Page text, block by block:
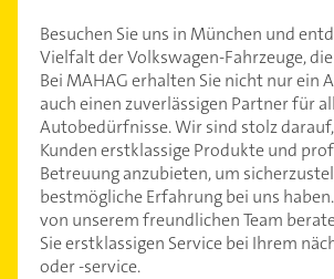
Besuchen Sie uns in München und
Vielfalt der Volkswagen-Fahrzeuge,
Bei MAHAG erhalten Sie nicht nur ein
auch einen zuverlässigen Partner für
Autobedürfnisse. Wir sind stolz
Kunden erstklassige Produkte und
Betreuung anzubieten, um
bestmögliche Erfahrung bei uns haben.
von unserem freundlichen Team
Sie erstklassigen Service bei Ihrem
oder -service.